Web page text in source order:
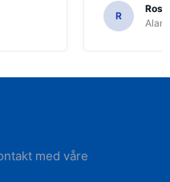
R
med våre